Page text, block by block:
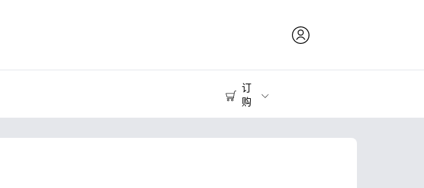
订
购
打印机